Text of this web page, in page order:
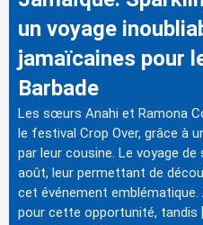
un voyage
jamaïcaines pour
Barbade
Les sœurs Anahi et Ramona
le festival Crop Over, grâce à
par leur cousine. Le voyage
août, leur permettant de
cet événement
pour cette opportunité, tandis